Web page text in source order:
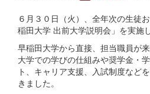
６月３０日（火）、全年次の生徒
稲田大学 出前大学説明会」を実施
早稲田大学から直接、担当職員が
大学での学びの仕組みや奨学金・
ト、キャリア支援、入試制度など
きました。